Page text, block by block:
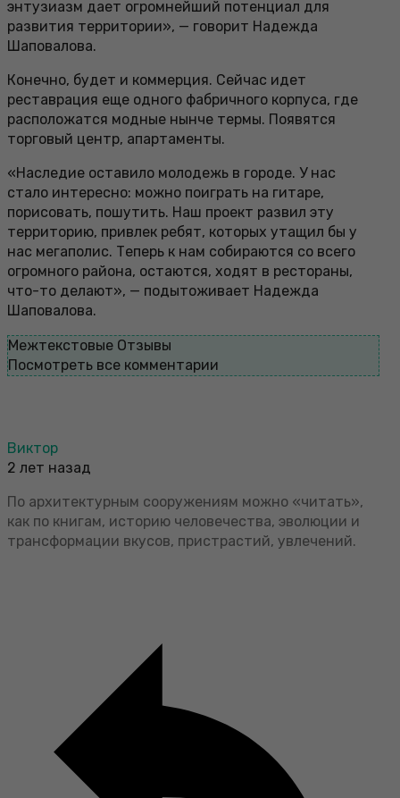
энтузиазм дает огромнейший потенциал для
развития территории», — говорит Надежда
Шаповалова.
Конечно, будет и коммерция. Сейчас идет
реставрация еще одного фабричного корпуса, где
расположатся модные нынче термы. Появятся
торговый центр, апартаменты.
«Наследие оставило молодежь в городе. У нас
стало интересно: можно поиграть на гитаре,
порисовать, пошутить. Наш проект развил эту
территорию, привлек ребят, которых утащил бы у
нас мегаполис. Теперь к нам собираются со всего
огромного района, остаются, ходят в рестораны,
что-то делают», — подытоживает Надежда
Шаповалова.
Межтекстовые Отзывы
Посмотреть все комментарии
Виктор
2 лет назад
По архитектурным сооружениям можно «читать»,
как по книгам, историю человечества, эволюции и
трансформации вкусов, пристрастий, увлечений.